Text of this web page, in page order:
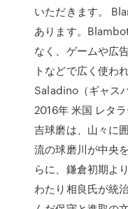
いただきます。
あります。
なく、ゲームや広
トなどで広く使わ
Saladino（ギャス
2016年 米国 レタ
吉球磨は、山々に
流の球磨川が中央
らに、鎌倉初期よ
わたり相良氏が統